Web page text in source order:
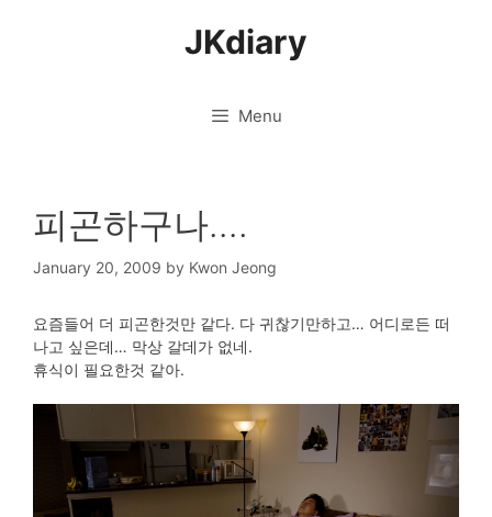
JKdiary
Menu
피곤하구나….
January 20, 2009 by Kwon Jeong
요즘들어 더 피곤한것만 같다. 다 귀찮기만하고… 어디로든 떠
나고 싶은데… 막상 갈데가 없네.
휴식이 필요한것 같아.